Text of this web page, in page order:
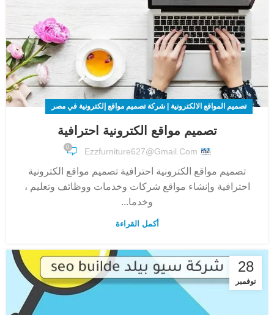
تصميم المواقع الالكترونية | شركة تصميم مواقع إلكترونية في مصر
تصميم مواقع الكترونية احترافية
Ezzfurniture627@gmail.com
0
تصميم مواقع الكترونية احترافية تصميم مواقع الكترونية
احترافية وإنشاء مواقع شركات وخدمات ووظائف وتعليم ،
وخدما...
أكمل القراءة
28
نوفمبر